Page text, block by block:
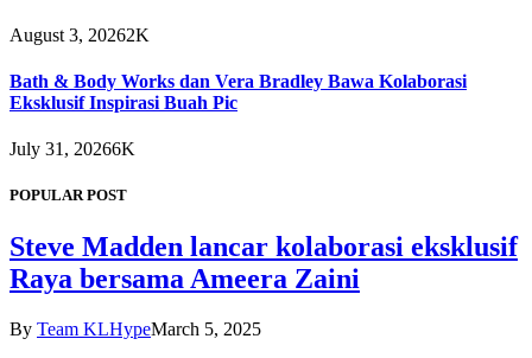
August 3, 20262K
Bath & Body Works dan Vera Bradley Bawa Kolaborasi
Eksklusif Inspirasi Buah Pic
July 31, 20266K
POPULAR POST
Steve Madden lancar kolaborasi eksklusif
Raya bersama Ameera Zaini
By Team KLHypeMarch 5, 2025